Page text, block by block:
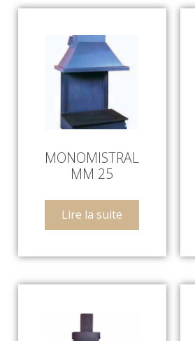
MONOMISTRAL
MM 25
Lire la suite